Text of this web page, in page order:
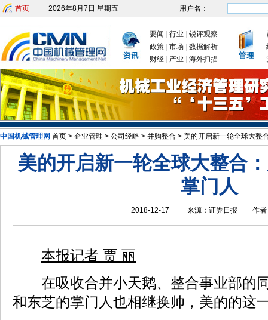
首页 2026年8月7日 星期五 用户名：
要闻 行业
锐评观察
政策
市场
数据解析
财经
产业 海外扫描
中国机械管理网 首页 > 企业管理 > 公司经略 > 并购整合 > 美的开启新一轮全球大整
发改委：九大举措有序推动企业复工复产 新年
美的开启新一轮全球大整合
掌门人
2018-12-17 来源： 证券日报 作者
本报记者 贾 丽
在吸收合并小天鹅、整合事业部的
和东芝的掌门人也相继换帅，美的的这